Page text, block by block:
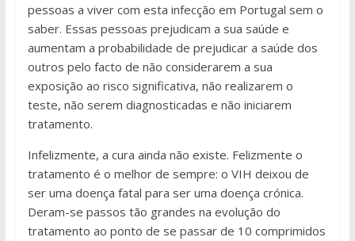
pessoas a viver com esta infecção em Portugal sem o
saber. Essas pessoas prejudicam a sua saúde e
aumentam a probabilidade de prejudicar a saúde dos
outros pelo facto de não considerarem a sua
exposição ao risco significativa, não realizarem o
teste, não serem diagnosticadas e não iniciarem
tratamento.
Infelizmente, a cura ainda não existe. Felizmente o
tratamento é o melhor de sempre: o VIH deixou de
ser uma doença fatal para ser uma doença crónica.
Deram-se passos tão grandes na evolução do
tratamento ao ponto de se passar de 10 comprimidos